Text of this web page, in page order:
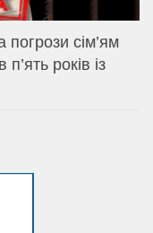
погрози сім’ям
років із